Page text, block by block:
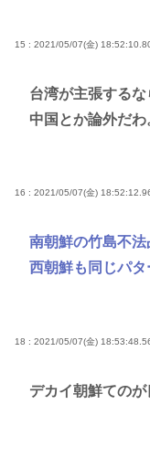
15 : 2021/05/07(金)
台湾が主張するな
中国とか論外だわ
16 : 2021/05/07(金)
南朝鮮の竹島不
西朝鮮も同じパタ
18 : 2021/05/07(金)
デカイ朝鮮ての